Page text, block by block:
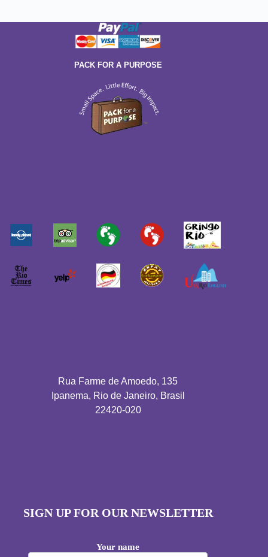
PACK FOR A PURPOSE
Rua Farme de Amoedo, 135
Ipanema, Rio de Janeiro, Brasil
22420-020
SIGN UP FOR OUR NEWSLETTER
Your name